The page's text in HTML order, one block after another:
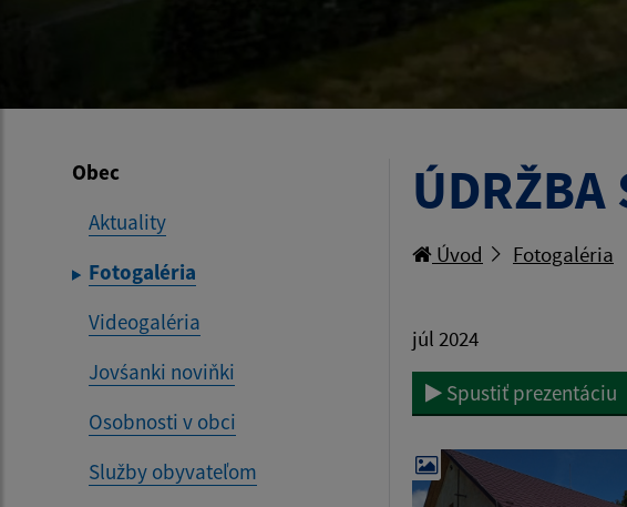
Obec
Aktuality
Fotogaléria
Videogaléria
Jovśanki noviňki
Osobnosti v obci
Služby obyvateľom
ÚDRŽBA
Úvod Fotogaléria
júl 2024
Spustiť prezentáciu